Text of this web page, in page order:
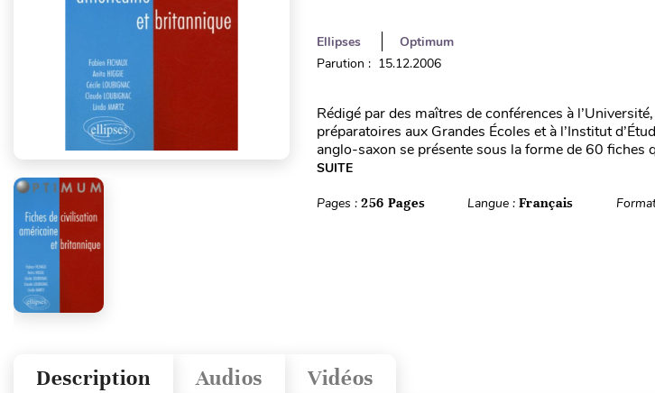
Ellipses
Optimum
Parution : 15.12.2006
Rédigé par des maîtres de conférences à
préparatoires aux Grandes Écoles et à l’Institut
anglo-saxon se présente sous la forme de 60 fiches
SUITE
Pages : 256 Pages Langue :Français
Vidéos
Audios
Description